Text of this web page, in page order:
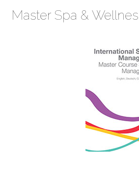
Master Spa &